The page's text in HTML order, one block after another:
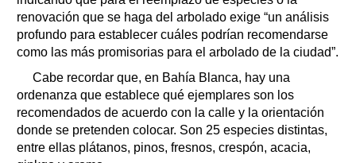
renovación que se haga del arbolado exige “un análisis
profundo para establecer cuáles podrían recomendarse
como las más promisorias para el arbolado de la ciudad”.
Cabe recordar que, en Bahía Blanca, hay una
ordenanza que establece qué ejemplares son los
recomendados de acuerdo con la calle y la orientación
donde se pretenden colocar. Son 25 especies distintas,
entre ellas plátanos, pinos, fresnos, crespón, acacia,